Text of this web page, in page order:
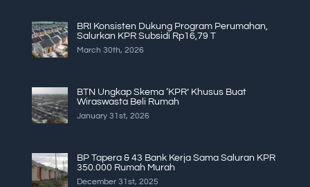
BRI Konsisten Dukung Program Perumahan,
Salurkan KPR Subsidi Rp16,79 T
March 30th, 2026
BTN Ungkap Skema ‘KPR’ Khusus Buat
Wiraswasta Beli Rumah
January 31st, 2026
BP Tapera & 43 Bank Kerja Sama Saluran KPR
350.000 Rumah Murah
December 31st, 2025